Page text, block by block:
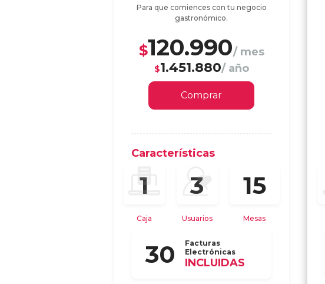
Para que comiences con tu negocio
gastronómico.
$120.990/ mes
$1.451.880/ año
Comprar
Características
1
Caja
3
Usuarios
15
Mesas
30
Facturas
Electrónicas
INCLUIDAS